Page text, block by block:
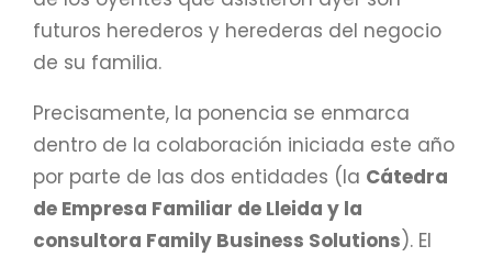
futuros herederos y herederas del negocio
de su familia.
Precisamente, la ponencia se enmarca
dentro de la colaboración iniciada este año
por parte de las dos entidades (la Cátedra
de Empresa Familiar de Lleida y la
consultora Family Business Solutions). El